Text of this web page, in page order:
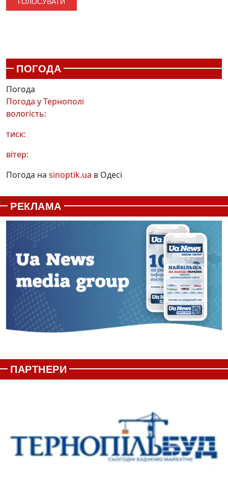
ПОГОДА
Погода
Погода уТернополі
вологість:
тиск:
вітер:
Погода на sinoptik.ua в Одесі
РЕКЛАМА
ПАРТНЕРИ